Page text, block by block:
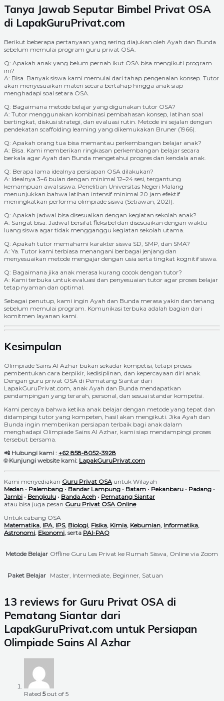
Tanya Jawab Seputar Bimbel Privat OSA
di LapakGuruPrivat.com
Berikut beberapa pertanyaan yang sering diajukan oleh Ayah dan Bunda
sebelum memulai program guru privat OSA.
Q: Apakah anak yang belum pernah ikut OSA bisa mengikuti program
ini?
A: Bisa. Banyak siswa kami memulai dari tahap pengenalan konsep. Tutor
akan menyesuaikan materi secara bertahap hingga anak siap
menghadapi soal setara OSA.
Q: Bagaimana metode belajar yang digunakan tutor OSA?
A: Tutor menggunakan kombinasi pembahasan konsep, latihan soal
bertingkat, diskusi strategi, dan evaluasi rutin. Metode ini sejalan dengan
pendekatan scaffolding learning yang dikemukakan Bruner (1966).
Q: Apakah orang tua bisa memantau perkembangan belajar anak?
A: Bisa. Kami memberikan ringkasan perkembangan belajar secara
berkala agar Ayah dan Bunda mengetahui progres dan kendala anak.
Q: Berapa lama idealnya persiapan OSA dilakukan?
A: Idealnya 3–6 bulan dengan minimal 12–24 sesi, tergantung
kemampuan awal siswa. Penelitian Universitas Negeri Malang
menunjukkan bahwa latihan intensif minimal 20 jam efektif
meningkatkan performa olimpiade siswa (Setiawan, 2021).
Q: Apakah jadwal bisa disesuaikan dengan kegiatan sekolah anak?
A: Sangat bisa. Jadwal bersifat fleksibel dan disesuaikan dengan waktu
luang siswa agar tidak mengganggu kegiatan sekolah utama.
Q: Apakah tutor memahami karakter siswa SD, SMP, dan SMA?
A: Ya. Tutor kami terbiasa menangani berbagai jenjang dan
menyesuaikan metode mengajar dengan usia serta tingkat kognitif siswa.
Q: Bagaimana jika anak merasa kurang cocok dengan tutor?
A: Kami terbuka untuk evaluasi dan penyesuaian tutor agar proses belajar
tetap nyaman dan optimal.
Sebagai penutup, kami ingin Ayah dan Bunda merasa yakin dan tenang
sebelum memulai program. Komunikasi terbuka adalah bagian dari
komitmen layanan kami.
Kesimpulan
Olimpiade Sains Al Azhar bukan sekadar kompetisi, tetapi proses
pembentukan cara berpikir, kedisiplinan, dan kepercayaan diri anak.
Dengan guru privat OSA di Pematang Siantar dari
LapakGuruPrivat.com, anak Ayah dan Bunda mendapatkan
pendampingan yang terarah, personal, dan sesuai standar kompetisi.
Kami percaya bahwa ketika anak belajar dengan metode yang tepat dan
didampingi tutor yang kompeten, hasil akan mengikuti. Jika Ayah dan
Bunda ingin memberikan persiapan terbaik bagi anak dalam
menghadapi Olimpiade Sains Al Azhar, kami siap mendampingi proses
tersebut bersama.
📲 Hubungi kami : +62 858-8052-3928
🌐Kunjungi website kami: LapakGuruPrivat.com
Kami menyediakan Guru Privat OSA untuk Wilayah
Medan • Palembang • Bandar Lampung • Batam • Pekanbaru • Padang •
Jambi • Bengkulu • Banda Aceh • Pematang Siantar
atau bisa juga pesan Guru Privat OSA Online
Untuk cabang OSA
Matematika, IPA, IPS, Biologi, Fisika, Kimia, Kebumian, Informatika,
Astronomi, Ekonomi, serta PAI-PAQ
Metode Belajar Offline Guru Les Privat ke Rumah Siswa, Online via Zoom
Paket Belajar Master, Intermediate, Beginner, Satuan
13 reviews for Guru Privat OSA di
Pematang Siantar dari
LapakGuruPrivat.com untuk Persiapan
Olimpiade Sains Al Azhar
Rated 5out of 5